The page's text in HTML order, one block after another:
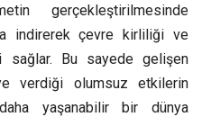
gerçekleştirilmesinde
indirerek çevre kirliliği ve
sağlar. Bu sayede gelişen
verdiği olumsuz etkilerin
yaşanabilir bir dünya